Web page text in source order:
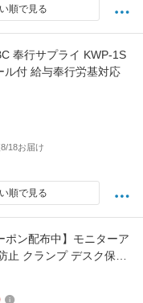
順で見る
奉行サプライ KWP-1S
ル付 給与奉行労基対応
18お届け
順で見る
ポン配布中】モニターア
止 クランプ デスク保護
防止 EEX-LAPT01